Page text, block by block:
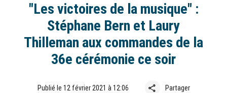
"Les victoires de la musique" :
Stéphane Bern et Laury
Thilleman aux commandes de la
36e cérémonie ce soir
Publié le 12 février 2021 à 12:06 share Partager